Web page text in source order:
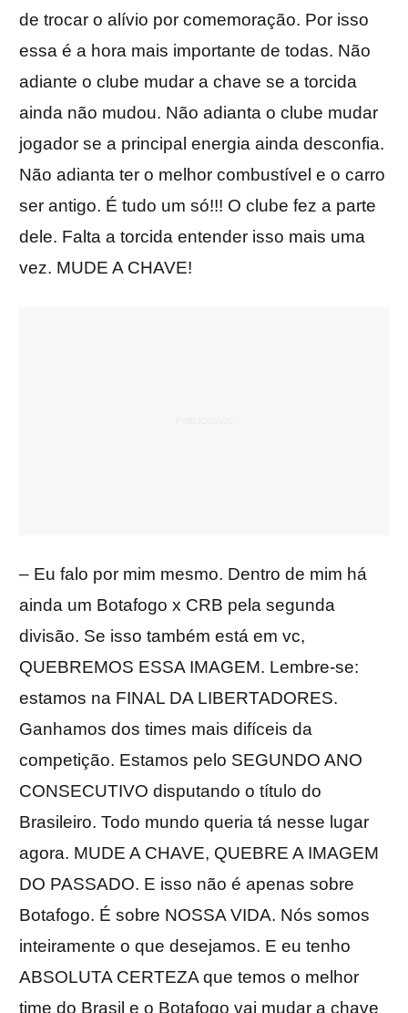
de trocar o alívio por comemoração. Por isso
essa é a hora mais importante de todas. Não
adiante o clube mudar a chave se a torcida
ainda não mudou. Não adianta o clube mudar
jogador se a principal energia ainda desconfia.
Não adianta ter o melhor combustível e o carro
ser antigo. É tudo um só!!! O clube fez a parte
dele. Falta a torcida entender isso mais uma
vez. MUDE A CHAVE!
– Eu falo por mim mesmo. Dentro de mim há
ainda um Botafogo x CRB pela segunda
divisão. Se isso também está em vc,
QUEBREMOS ESSA IMAGEM. Lembre-se:
estamos na FINAL DA LIBERTADORES.
Ganhamos dos times mais difíceis da
competição. Estamos pelo SEGUNDO ANO
CONSECUTIVO disputando o título do
Brasileiro. Todo mundo queria tá nesse lugar
agora. MUDE A CHAVE, QUEBRE A IMAGEM
DO PASSADO. E isso não é apenas sobre
Botafogo. É sobre NOSSA VIDA. Nós somos
inteiramente o que desejamos. E eu tenho
ABSOLUTA CERTEZA que temos o melhor
time do Brasil e o Botafogo vai mudar a chave